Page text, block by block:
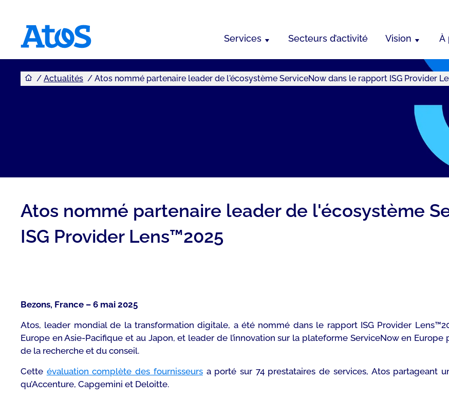
Services Secteurs d’activité Vision À
Vous êtes ici
Actualités Atos nommé partenaire leader de l'écosystème ServiceNow dans le rapport ISG Provider
Atos nommé partenaire leader de l'écosystème
ISG Provider Lens™2025
Bezons, France – 6 mai 2025
Atos, leader mondial de la transformation digitale, a été nommé dans le rapport ISG Provider
Europe en Asie-Pacifique et au Japon, et leader de l’innovation sur la plateforme ServiceNow en
de la recherche et du conseil.
Cette évaluation complète des fournisseursa porté sur 74 prestataires de services, Atos partageant
qu’Accenture, Capgemini et Deloitte.